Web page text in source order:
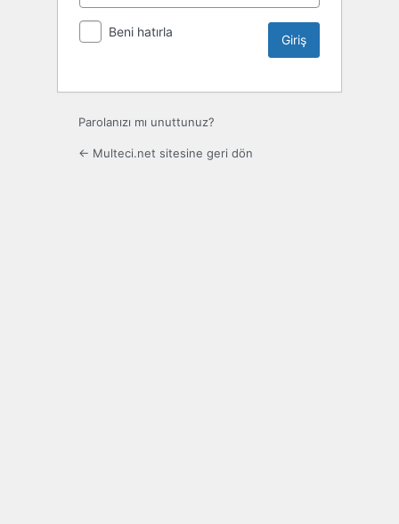
Beni hatırla
Parolanızı mı unuttunuz?
← Multeci.net sitesine geri dön